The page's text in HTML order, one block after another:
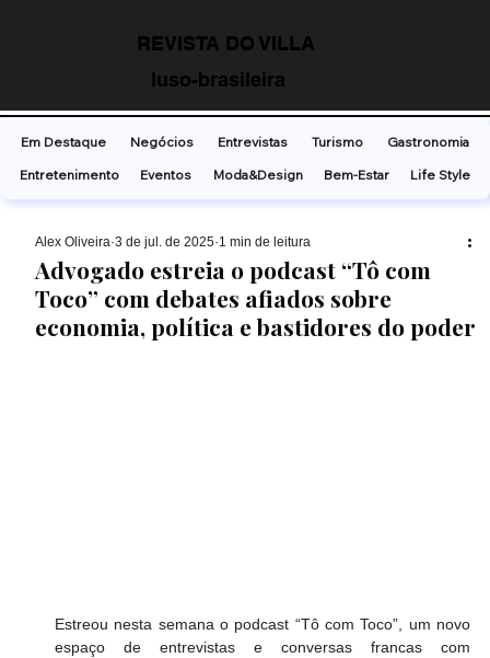
REVISTA DO VILLA
luso-brasileira
Advogado estreia o podcast “Tô com
Toco” com debates afiados sobre
economia, política e bastidores do poder
Alex Oliveira 3 de jul. de 2025 1 min de leitura
Estreou nesta semana o podcast “Tô com Toco”, um novo
espaço de entrevistas e conversas francas com
Em Destaque Negócios Entrevistas Turismo
Gastronomia
Entretenimento
Eventos Moda&Design Bem-Estar Life Style